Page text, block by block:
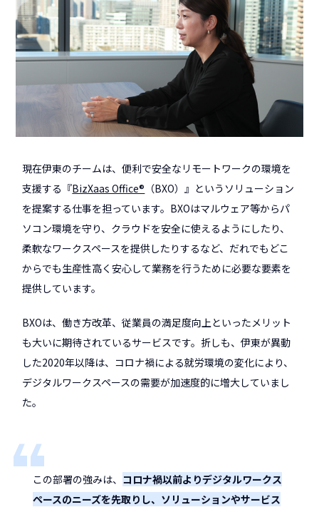
現在伊東のチームは、便利で安全なリモートワークの環境を
支援する『BizXaas Office® （BXO）』というソリューション
を提案する仕事を担っています。BXOはマルウェア等からパ
ソコン環境を守り、クラウドを安全に使えるようにしたり、
柔軟なワークスペースを提供したりするなど、だれでもどこ
からでも生産性高く安心して業務を行うために必要な要素を
提供しています。
BXOは、働き方改革、従業員の満足度向上といったメリット
も大いに期待されているサービスです。折しも、伊東が異動
した2020年以降は、コロナ禍による就労環境の変化により、
デジタルワークスペースの需要が加速度的に増大していまし
た。
この部署の強みは、 コロナ禍以前よりデジタルワークス
ペースのニーズを先取りし、ソリューションやサービス